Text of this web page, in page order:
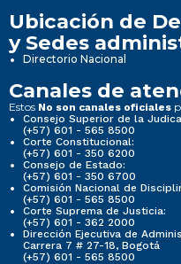
Ubicación de
y Sedes
Directorio Nacional
Canales de
Estos No son canales oficiales
Consejo Superior de la
(+57) 601 - 565 8500
Corte Constitucional:
(+57) 601 - 350 6200
Consejo de Estado:
(+57) 601 - 350 6700
Comisión Nacional de
(+57) 601 - 565 8500
Corte Suprema de Justicia:
(+57) 601 - 362 2000
Dirección Ejecutiva de
Carrera 7 # 27-18, Bogotá
(+57) 601 - 565 8500